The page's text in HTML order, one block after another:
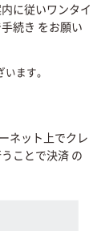
に従いワンタイ
続き をお願い
ます。
ネット上でクレ
ことで決済 の